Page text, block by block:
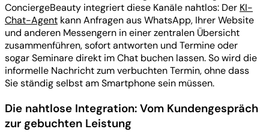
ConciergeBeauty integriert diese Kanäle nahtlos: Der KI-
Chat-Agent kann Anfragen aus WhatsApp, Ihrer Website
und anderen Messengern in einer zentralen Übersicht
zusammenführen, sofort antworten und Termine oder
sogar Seminare direkt im Chat buchen lassen. So wird die
informelle Nachricht zum verbuchten Termin, ohne dass
Sie ständig selbst am Smartphone sein müssen.
Die nahtlose Integration: Vom Kundengespräch
zur gebuchten Leistung